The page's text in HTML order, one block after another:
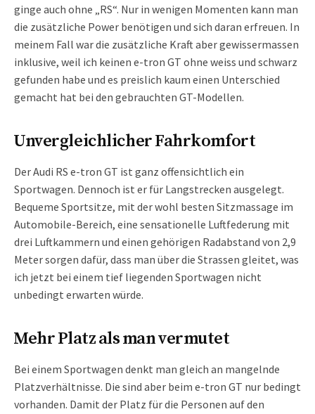
ginge auch ohne „RS“. Nur in wenigen Momenten kann man
die zusätzliche Power benötigen und sich daran erfreuen. In
meinem Fall war die zusätzliche Kraft aber gewissermassen
inklusive, weil ich keinen e-tron GT ohne weiss und schwarz
gefunden habe und es preislich kaum einen Unterschied
gemacht hat bei den gebrauchten GT-Modellen.
Unvergleichlicher Fahrkomfort
Der Audi RS e-tron GT ist ganz offensichtlich ein
Sportwagen. Dennoch ist er für Langstrecken ausgelegt.
Bequeme Sportsitze, mit der wohl besten Sitzmassage im
Automobile-Bereich, eine sensationelle Luftfederung mit
drei Luftkammern und einen gehörigen Radabstand von 2,9
Meter sorgen dafür, dass man über die Strassen gleitet, was
ich jetzt bei einem tief liegenden Sportwagen nicht
unbedingt erwarten würde.
Mehr Platz als man vermutet
Bei einem Sportwagen denkt man gleich an mangelnde
Platzverhältnisse. Die sind aber beim e-tron GT nur bedingt
vorhanden. Damit der Platz für die Personen auf den